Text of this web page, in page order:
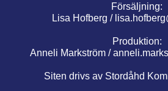
Försäljning:
Lisa Hofberg /
Produktion:
Anneli Markström /
Siten drivs av Stordåhd